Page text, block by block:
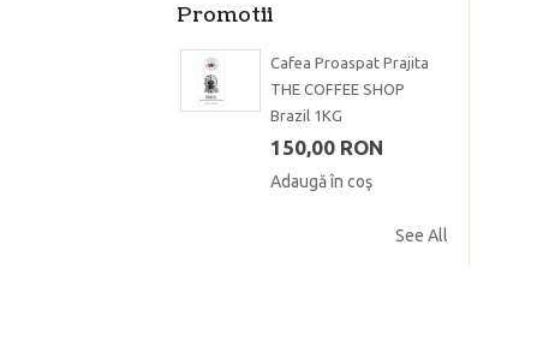
Promotii
Cafea Proaspat Prajita
THE COFFEE SHOP
Brazil 1KG
150,00 RON
Adaugă în coş
See All